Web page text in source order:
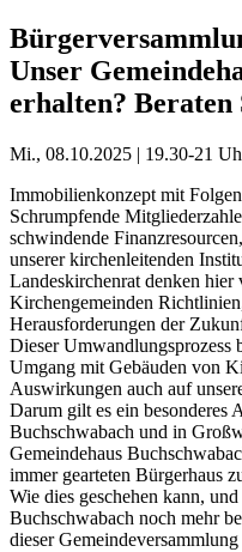
Unser
erhalten? Beraten
Mi., 08.10.2025 | 19.30-21
Immobilienkonzept mit
Schrumpfende
schwindende
unserer kirchenleitenden
Landeskirchenrat denken hier
Kirchengemeinden
Herausforderungen der
Dieser Umwandlungsprozess
Umgang mit Gebäuden von
Auswirkungen auch auf
Darum gilt es ein besonderes
Buchschwabach und in
Gemeindehaus
immer gearteten Bürgerhaus
Wie dies geschehen kann,
Buchschwabach noch mehr
dieser